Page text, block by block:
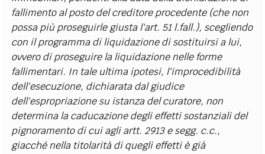
fallimento al posto del creditore procedente (che non
possa più proseguirle giusta l'art. 51 l.fall.), scegliendo
con il programma di liquidazione di sostituirsi a lui,
ovvero di proseguire la liquidazione nelle forme
fallimentari. In tale ultima ipotesi, l'improcedibilità
dell'esecuzione, dichiarata dal giudice
dell'espropriazione su istanza del curatore, non
determina la caducazione degli effetti sostanziali del
pignoramento di cui agli artt. 2913 e segg. c.c.,
giacché nella titolarità di quegli effetti è già